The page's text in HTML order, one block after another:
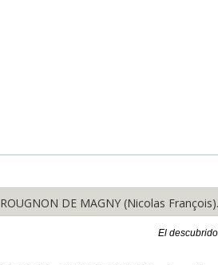
ROUGNON DE MAGNY (Nicolas
El